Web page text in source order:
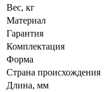
Вес, кг
Материал
Гарантия
Комплектация
Форма
Страна происхождения
Длина, мм